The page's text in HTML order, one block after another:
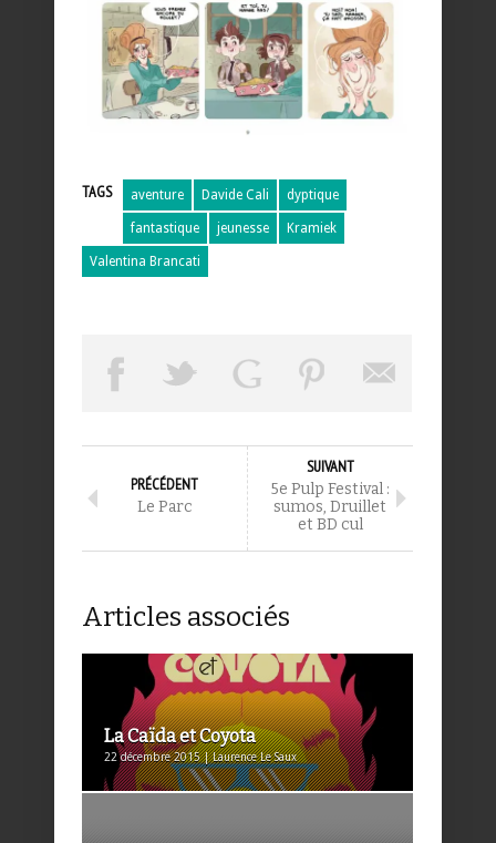
TAGS aventure Davide Cali dyptique
fantastique jeunesse Kramiek
Valentina Brancati
PRÉCÉDENT
Le Parc
SUIVANT
5e Pulp Festival :
sumos, Druillet
et BD cul
Articles associés
La Caïda et Coyota
22 décembre 2015 | Laurence Le Saux